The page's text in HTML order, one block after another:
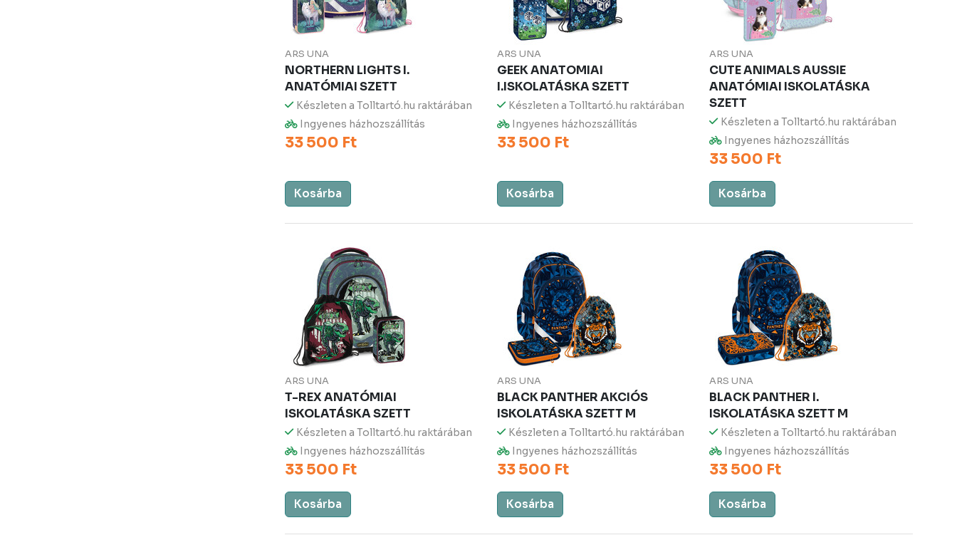
ARS UNA
NORTHERN LIGHTS I.
ANATÓMIAI SZETT
Készleten a Tolltartó.hu raktárában
Ingyenes házhozszállítás
33 500 Ft
Kosárba
ARS UNA
GEEK ANATOMIAI
I.ISKOLATÁSKA SZETT
Készleten a Tolltartó.hu raktárában
Ingyenes házhozszállítás
33 500 Ft
Kosárba
ARS UNA
CUTE ANIMALS AUSSIE
ANATÓMIAI ISKOLATÁSKA
SZETT
Készleten a Tolltartó.hu raktárában
Ingyenes házhozszállítás
33 500 Ft
Kosárba
ARS UNA
T-REX ANATÓMIAI
ISKOLATÁSKA SZETT
Készleten a Tolltartó.hu raktárában
Ingyenes házhozszállítás
33 500 Ft
Kosárba
ARS UNA
BLACK PANTHER AKCIÓS
ISKOLATÁSKA SZETT M
Készleten a Tolltartó.hu raktárában
Ingyenes házhozszállítás
33 500 Ft
Kosárba
ARS UNA
BLACK PANTHER I.
ISKOLATÁSKA SZETT M
Készleten a Tolltartó.hu raktárában
Ingyenes házhozszállítás
33 500 Ft
Kosárba